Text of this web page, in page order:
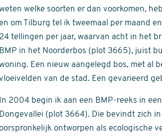
welke soorten er dan voorkomen,
en om Tilburg tel ik tweemaal per maand
24 tellingen per jaar, waarvan acht in het
BMP in het Noorderbos (plot 3665), juist
Een nieuw aangelegd bos, met al
van de stad. Een gevarieerd
In 2004 begin ik aan een BMP-reeks in
Dongevallei (plot 3664). Die bevindt zich
oorspronkelijk ontworpen als ecologische